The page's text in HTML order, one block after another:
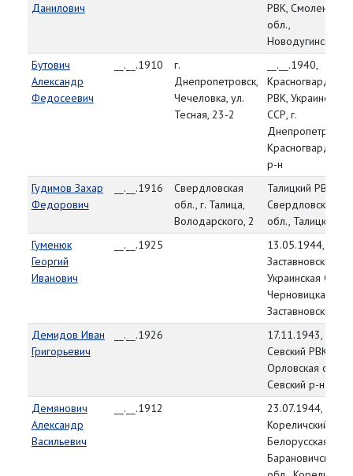
Данилович
РВК, Смоленская
обл.,
Новодугинский
Бутович
Александр
Федосеевич
__.__.1910
г.
Днепропетровск,
Чечеловка, ул.
Тесная, 23-2
__.__.1940,
РВК, Украинская
ССР, г.
Днепропетровск,
р-н
Гудимов Захар
Федорович
__.__.1916
Свердловская
обл., г. Талица,
Володарского, 2
Талицкий РВК,
Свердловская
обл., Талицкий р-
Гуменюк
Георгий
Иванович
__.__.1925
13.05.1944,
Заставновский
Украинская ССР,
Черновицкая
Заставновский р-
Демидов Иван
Григорьевич
__.__.1926
17.11.1943,
Севский РВК,
Орловская обл.,
Севский р-н
Демянович
Александр
Васильевич
__.__.1912
23.07.1944,
Кореличский РВК,
Белорусская ССР,
Барановичская